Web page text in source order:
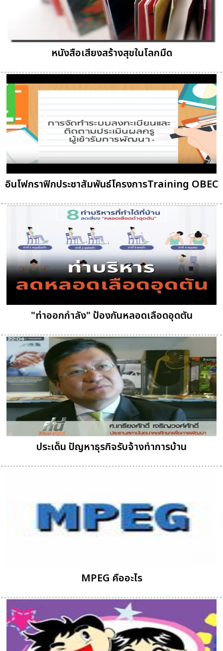
หนังสือเสียงสร้างสุขในโลกมืด
อินโฟกราฟิกประชาสัมพันธ์โครงการTraining OBEC
"ท่าออกกำลัง" ป้องกันหลอดเลือดอุดตัน
ประเด็น ปัญหาธุรกิจรับจ้างทำการบ้าน
MPEG คืออะไร